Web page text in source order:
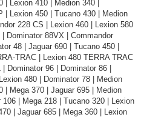
| Lexion 410 | Medion 340 |
| Lexion 450 | Tucano 430 | Medion
228 CS | Lexion 460 | Lexion 580
| Dominator 88VX | Commandor
48 | Jaguar 690 | Tucano 450 |
TRAC | Lexion 480 TERRA TRAC
| Dominator 96 | Dominator 86 |
480 | Dominator 78 | Medion
| Mega 370 | Jaguar 695 | Medion
106 | Mega 218 | Tucano 320 | Lexion
| Jaguar 685 | Mega 360 | Lexion